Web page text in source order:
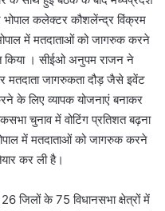
भोपाल कलेक्टर कौशलेंन्द्र विंक्रम
में मतदाताओं को जागरुक करने
किया । सीईओ अनुपम राजन ने
जागरुकता दौड़ जैसे इवेंट
के लिए व्यापक योजनाएं बनाकर
चुनाव में वोटिंग प्रतिशत बढ़ना
में मतदाताओं को जागरुक करने
कर ली है।
जिलों के 75 विधानसभा क्षेत्रों में